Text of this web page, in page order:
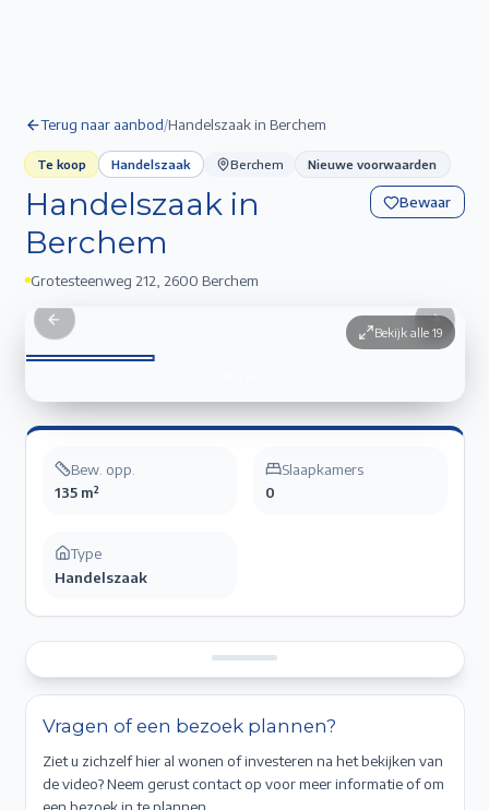
Terug naar aanbod/Handelszaak in Berchem
Te koop Handelszaak Berchem Nieuwe voorwaarden
Handelszaak in
Berchem
Bewaar
Grotesteenweg 212 ,2600 Berchem
Previous slide Next
Bekijk alle 19
Bew. opp.
135 m²
Slaapkamers
0
Type
Handelszaak
Vragen of een bezoek plannen?
Ziet u zichzelf hier al wonen of investeren na het bekijken van
de video? Neem gerust contact op voor meer informatie of om
een bezoek in te plannen.